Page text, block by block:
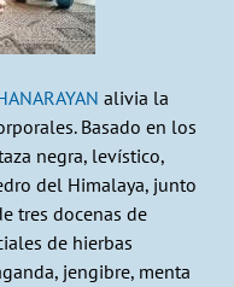
alivia la
Basado en los
negra, levístico,
del Himalaya, junto
tres docenas de
de hierbas
jengibre, menta